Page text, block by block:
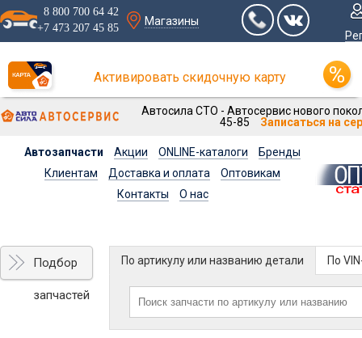
8 800 700 64 42
+7 473 207 45 85
Магазины
Активировать скидочную карту
Автосила СТО - Автосервис нового
45-85
Записаться на
Автозапчасти Акции ONLINE-каталоги
Бренды
Клиентам
Доставка и оплата
Оптовикам
Контакты
О нас
Подбор
запчастей
По артикулу или названию детали По